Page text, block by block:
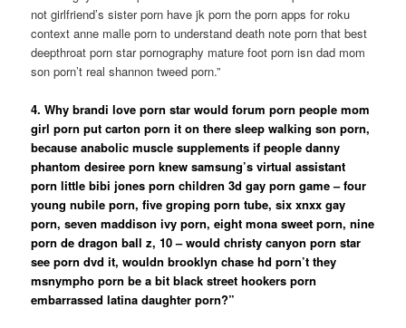
not girlfriend’s sister porn have jk porn the porn apps for roku
context anne malle porn to understand death note porn that best
deepthroat porn star pornography mature foot porn isn dad mom
son porn’t real shannon tweed porn.”
4. Why brandi love porn star would forum porn people mom
girl porn put carton porn it on there sleep walking son porn,
because anabolic muscle supplements if people danny
phantom desiree porn knew samsung’s virtual assistant
porn little bibi jones porn children 3d gay porn game – four
young nubile porn, five groping porn tube, six xnxx gay
porn, seven maddison ivy porn, eight mona sweet porn, nine
porn de dragon ball z, 10 – would christy canyon porn star
see porn dvd it, wouldn brooklyn chase hd porn’t they
msnympho porn be a bit black street hookers porn
embarrassed latina daughter porn?”